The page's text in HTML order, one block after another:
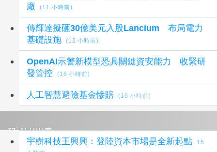
廠
(11 小時前)
傳輝達擬砸30億美元入股Lancium 布局電力
基礎設施
(12 小時前)
OpenAI示警新模型恐具關鍵資安能力 收緊研
發管控
(16 小時前)
人工智慧避險基金慘賠 (16 小時前)
延伸閱讀
宇樹科技王興興：登陸資本市場是全新起點
15